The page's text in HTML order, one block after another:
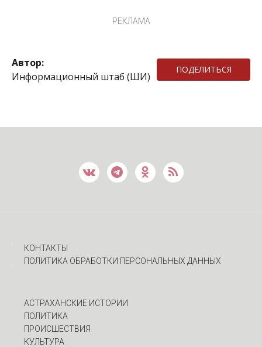
РЕКЛАМА
Автор:
Информационный штаб (ШИ)
ПОДЕЛИТЬСЯ
КОНТАКТЫ
ПОЛИТИКА ОБРАБОТКИ ПЕРСОНАЛЬНЫХ ДАННЫХ
АСТРАХАНСКИЕ ИСТОРИИ
ПОЛИТИКА
ПРОИСШЕСТВИЯ
КУЛЬТУРА